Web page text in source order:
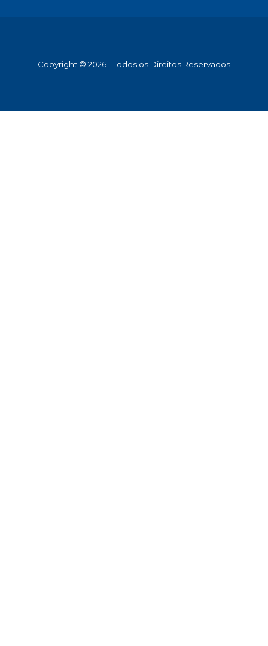
Copyright © 2026 - Todos os Direitos Reservados